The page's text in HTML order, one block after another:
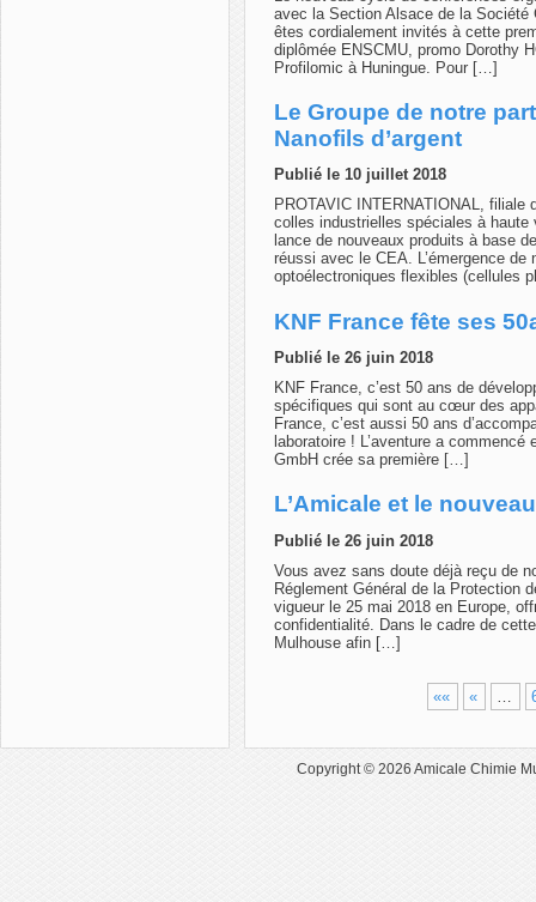
avec la Section Alsace de la Société
êtes cordialement invités à cette
diplômée ENSCMU, promo Dorothy
Profilomic à Huningue. Pour […]
Le Groupe de notre
Nanofils d’argent
Publié le 10 juillet 2018
PROTAVIC INTERNATIONAL,
colles industrielles spéciales à haute
lance de nouveaux produits à base
réussi avec le CEA. L’émergence
optoélectroniques flexibles (cellules
KNF France fête ses
Publié le 26 juin 2018
KNF France, c’est 50 ans de
spécifiques qui sont au cœur des
France, c’est aussi 50 ans
laboratoire ! L’aventure a
GmbH crée sa première […]
L’Amicale et le
Publié le 26 juin 2018
Vous avez sans doute déjà reçu de
Réglement Général de la Protection
vigueur le 25 mai 2018 en Europe,
confidentialité. Dans le cadre de
Mulhouse afin […]
«« «
Copyright © 2026Amicale Chimie